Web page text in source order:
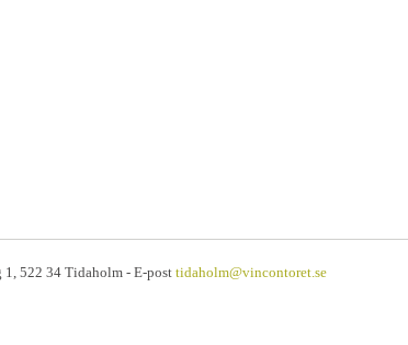
522 34 Tidaholm - E-posttidaholm@vincontoret.se